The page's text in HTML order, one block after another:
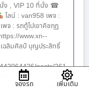
นั่ง , VIP 10 ที่นั่ง ☎
ไลน์ : van958 เพจ :
จ : รถตู้ไปเขาคิชกุฏ
www.xn--
เฉลิมศิลป์ บุญประสิทธิ์
posts/261
าย รถตู้นำเที่ยว , รถตู้
รถตู้รับเหมา บริการ
จองรถ เพิ่มเติม